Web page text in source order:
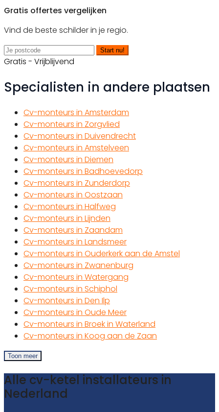
Gratis offertes vergelijken
Vind de beste schilder in je regio.
Start nu!
Gratis - Vrijblijvend
Specialisten in andere plaatsen
Cv-monteurs in Amsterdam
Cv-monteurs in Zorgvlied
Cv-monteurs in Duivendrecht
Cv-monteurs in Amstelveen
Cv-monteurs in Diemen
Cv-monteurs in Badhoevedorp
Cv-monteurs in Zunderdorp
Cv-monteurs in Oostzaan
Cv-monteurs in Halfweg
Cv-monteurs in Lijnden
Cv-monteurs in Zaandam
Cv-monteurs in Landsmeer
Cv-monteurs in Ouderkerk aan de Amstel
Cv-monteurs in Zwanenburg
Cv-monteurs in Watergang
Cv-monteurs in Schiphol
Cv-monteurs in Den Ilp
Cv-monteurs in Oude Meer
Cv-monteurs in Broek in Waterland
Cv-monteurs in Koog aan de Zaan
Toon meer
Alle cv-ketel installateurs in
Nederland